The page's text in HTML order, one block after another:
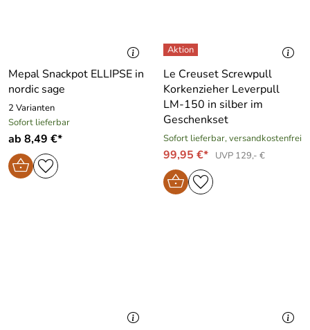
Mepal Snackpot ELLIPSE in
nordic sage
2 Varianten
Sofort lieferbar
ab 8,49 €*
Le Creuset Screwpull
Korkenzieher Leverpull
LM-150 in silber im
Geschenkset
Sofort lieferbar, versandkostenfrei
99,95 €* UVP 129,- €